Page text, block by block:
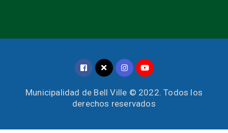
Municipalidad de Bell Ville © 2022. Todos los
derechos reservados